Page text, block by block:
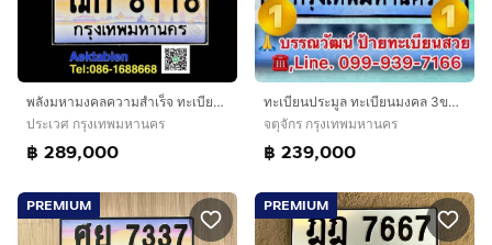
พลังมหามงคลความสำเร็จ ทะเบียนรถ8118 ป้ายประมูล8118 ทะเบียนสวย8118 ฌก8118 ทะเบียนมงคล​ เจ้าของใจดีคุยง่าย เจ้าของขายเองรับประกันความชัวร์100
ประเวศ กรุงเทพมหานคร
฿ 289,000
ทะเบียนประมูล ทะเบียนมงคล 3ขท 3366 , ฆค 39 กรุงเทพมหานคร
จตุจักร กรุงเทพมหานคร
฿ 239,000
PREMIUM PREMIUM